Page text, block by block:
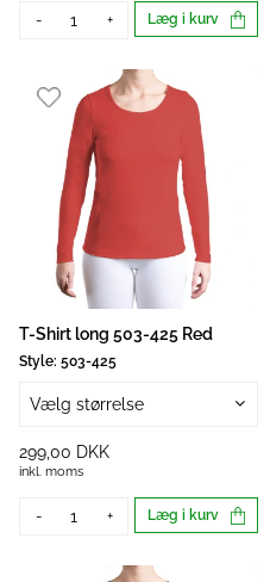
- + Læg i kurv
T-Shirt long 503-425 Red
Style: 503-425
Vælg størrelse
299,00 DKK
inkl. moms
- + Læg i kurv